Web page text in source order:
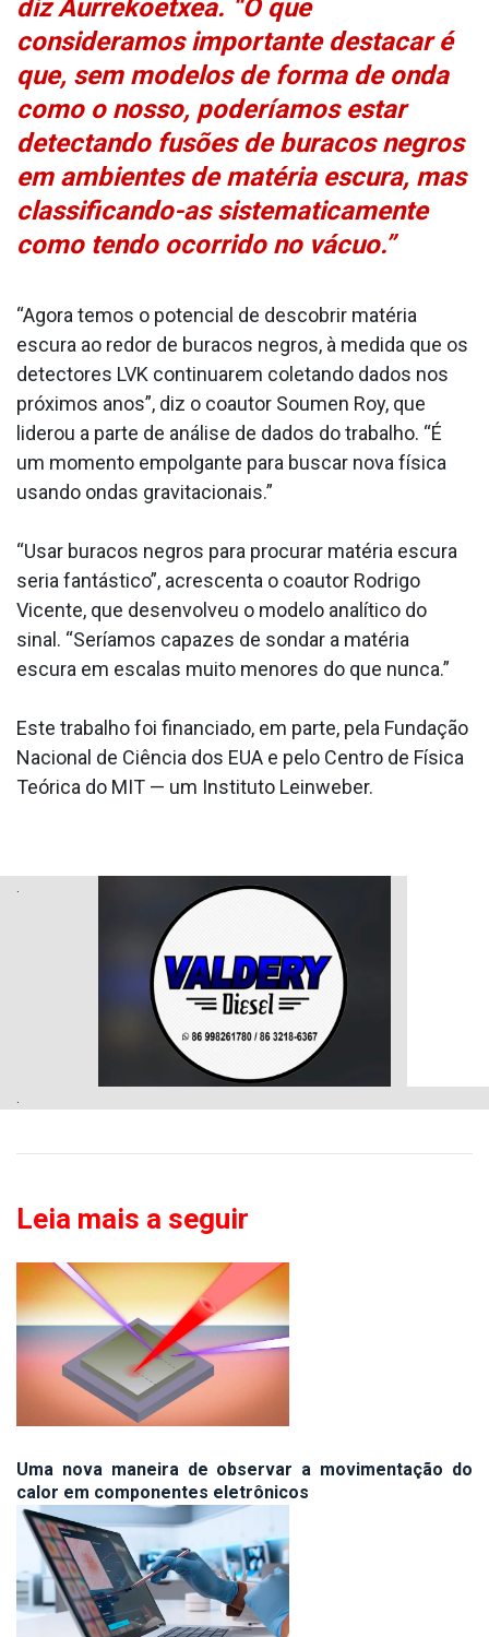
diz Aurrekoetxea. “O que
consideramos importante destacar é
que, sem modelos de forma de onda
como o nosso, poderíamos estar
detectando fusões de buracos negros
em ambientes de matéria escura, mas
classificando-as sistematicamente
como tendo ocorrido no vácuo.”
“Agora temos o potencial de descobrir matéria
escura ao redor de buracos negros, à medida que os
detectores LVK continuarem coletando dados nos
próximos anos”, diz o coautor Soumen Roy, que
liderou a parte de análise de dados do trabalho. “É
um momento empolgante para buscar nova física
usando ondas gravitacionais.”
“Usar buracos negros para procurar matéria escura
seria fantástico”, acrescenta o coautor Rodrigo
Vicente, que desenvolveu o modelo analítico do
sinal. “Seríamos capazes de sondar a matéria
escura em escalas muito menores do que nunca.”
Este trabalho foi financiado, em parte, pela Fundação
Nacional de Ciência dos EUA e pelo Centro de Física
Teórica do MIT — um Instituto Leinweber.
.
Leia mais a seguir
Uma nova maneira de observar a movimentação do
calor em componentes eletrônicos